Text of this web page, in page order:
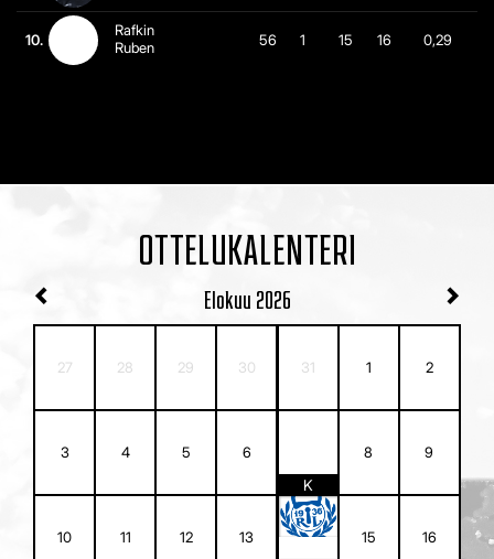
10.
Rafkin
Ruben
56 1 15 16 0,29
OTTELUKALENTERI
Elokuu 2026
27 28 29 30 31 1 2
3 4 5 6
K
8 9
10 11 12 13
14
15 16